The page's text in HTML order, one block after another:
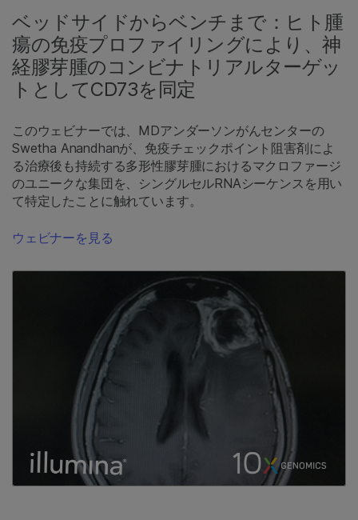
ベッドサイドからベンチまで：ヒト腫
瘍の免疫プロファイリングにより、神
経膠芽腫のコンビナトリアルターゲッ
トとしてCD73を同定
このウェビナーでは、MDアンダーソンがんセンターの
Swetha Anandhanが、免疫チェックポイント阻害剤によ
る治療後も持続する多形性膠芽腫におけるマクロファージ
のユニークな集団を、シングルセルRNAシーケンスを用い
て特定したことに触れています。
ウェビナーを見る